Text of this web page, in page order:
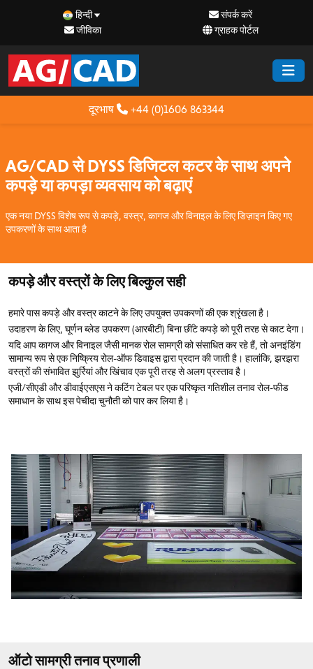
हिन्दी
संपर्क करें
जीविका
ग्राहक पोर्टल
दूरभाष +44 (0)1606 863344
AG/CAD से DYSS डिजिटल कटर के साथ अपने
कपड़े या कपड़ा व्यवसाय को बढ़ाएं
एक नया DYSS विशेष रूप से कपड़े, वस्त्र, कागज और विनाइल के लिए डिज़ाइन किए गए
उपकरणों के साथ आता है
कपड़े और वस्त्रों के लिए बिल्कुल सही
हमारे पास कपड़े और वस्त्र काटने के लिए उपयुक्त उपकरणों की एक श्रृंखला है।
उदाहरण के लिए, घूर्णन ब्लेड उपकरण (आरबीटी) बिना छींटे कपड़े को पूरी तरह से काट देगा।
यदि आप कागज और विनाइल जैसी मानक रोल सामग्री को संसाधित कर रहे हैं, तो अनइंडिंग
सामान्य रूप से एक निष्क्रिय रोल-ऑफ डिवाइस द्वारा प्रदान की जाती है। हालांकि, झरझरा
वस्त्रों की संभावित झुर्रियां और खिंचाव एक पूरी तरह से अलग प्रस्ताव है।
एजी/सीएडी और डीवाईएसएस ने कटिंग टेबल पर एक परिष्कृत गतिशील तनाव रोल-फीड
समाधान के साथ इस पेचीदा चुनौती को पार कर लिया है।
ऑटो सामग्री तनाव प्रणाली